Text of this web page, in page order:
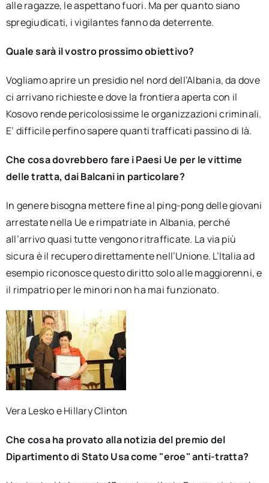
alle ragazze, le aspettano fuori. Ma per quanto siano
spregiudicati, i vigilantes fanno da deterrente.
Quale sarà il vostro prossimo obiettivo?
Vogliamo aprire un presidio nel nord dell’Albania, da dove
ci arrivano richieste e dove la frontiera aperta con il
Kosovo rende pericolosissime le organizzazioni criminali.
E’ difficile perfino sapere quanti trafficati passino di là.
Che cosa dovrebbero fare i Paesi Ue per le vittime
delle tratta, dai Balcani in particolare?
In genere bisogna mettere fine al ping-pong delle giovani
arrestate nella Ue e rimpatriate in Albania, perché
all’arrivo quasi tutte vengono ritrafficate. La via più
sicura è il recupero direttamente nell’Unione. L’Italia ad
esempio riconosce questo diritto solo alle maggiorenni, e
il rimpatrio per le minori non ha mai funzionato.
Vera Lesko e Hillary Clinton
Che cosa ha provato alla notizia del premio del
Dipartimento di Stato Usa come "eroe" anti-tratta?